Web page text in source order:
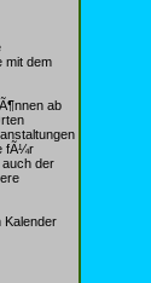
mit dem
ab
fÃ¼r
auch der
Kalender